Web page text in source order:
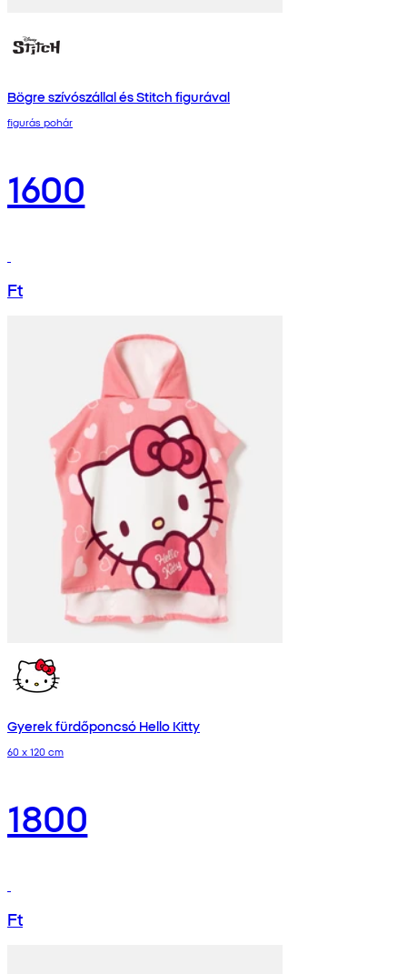
Bögre szívószállal és Stitch figurával
figurás pohár
1600
Ft
Gyerek fürdőponcsó Hello Kitty
60 x 120 cm
1800
Ft